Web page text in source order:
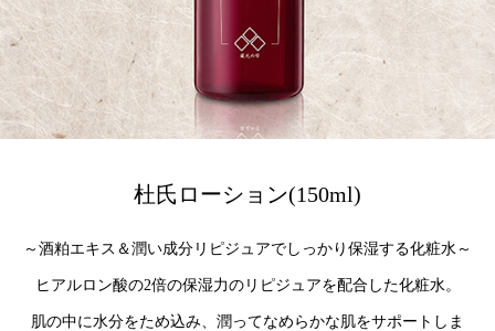
杜氏ローション(150ml)
～酒粕エキス＆潤い成分リピジュアでしっかり保湿する化粧水～
ヒアルロン酸の2倍の保湿力のリピジュアを配合した化粧水。
肌の中に水分をため込み、潤ってなめらかな肌をサポートしま